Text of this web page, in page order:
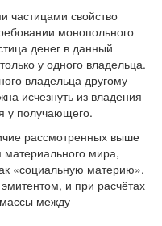
частицами свойство
монопольного
денег в данный
у одного владельца.
владельца другому
исчезнуть из владения
у получающего.
рассмотренных выше
мира,
«социальную материю».
и при расчётах
между